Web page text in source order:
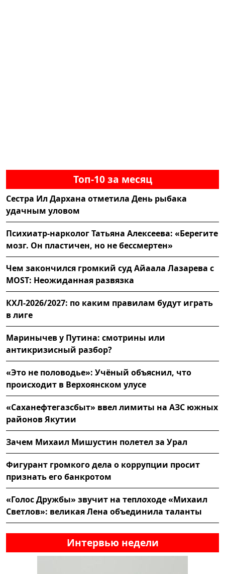
Топ-10 за месяц
Сестра Ил Дархана отметила День рыбака
удачным уловом
Психиатр-нарколог Татьяна Алексеева: «Берегите
мозг. Он пластичен, но не бессмертен»
Чем закончился громкий суд Айаала Лазарева с
MOST: Неожиданная развязка
КХЛ-2026/2027: по каким правилам будут играть
в лиге
Маринычев у Путина: смотрины или
антикризисный разбор?
«Это не половодье»: Учёный объяснил, что
происходит в Верхоянском улусе
«Саханефтегазсбыт» ввел лимиты на АЗС южных
районов Якутии
Зачем Михаил Мишустин полетел за Урал
Фигурант громкого дела о коррупции просит
признать его банкротом
«Голос Дружбы» звучит на теплоходе «Михаил
Светлов»: великая Лена объединила таланты
Интервью недели